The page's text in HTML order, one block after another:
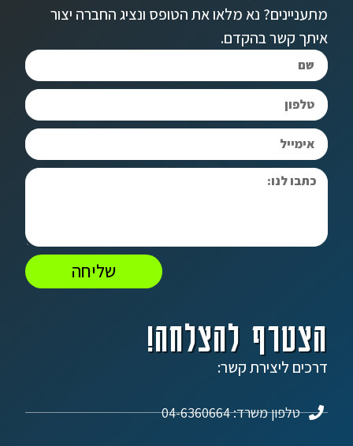
הצטרף להצלחה!
דרכים ליצירת קשר:
טלפון משרד: 04-6360664
מתעניינים? נא מלאו את הטופס ונציג החברה יצור
איתך קשר בהקדם.
שליחה